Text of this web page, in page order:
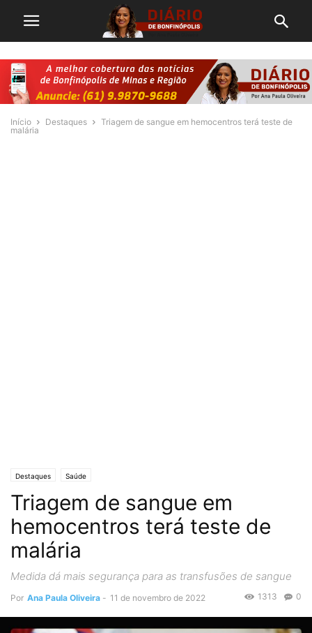
Início Destaques
Triagem de sangue em hemocentros terá teste de
malária
Destaques Saúde
Triagem de sangue em
hemocentros terá teste de
malária
Medida dá mais segurança para as transfusões de sangue
Por Ana Paula Oliveira - 11 de novembro de 2022 0
1313